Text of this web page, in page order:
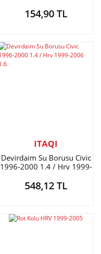
154,90 TL
ITAQI
Devirdaim Su Borusu Civic
1996-2000 1.4 / Hrv 1999-
548,12 TL